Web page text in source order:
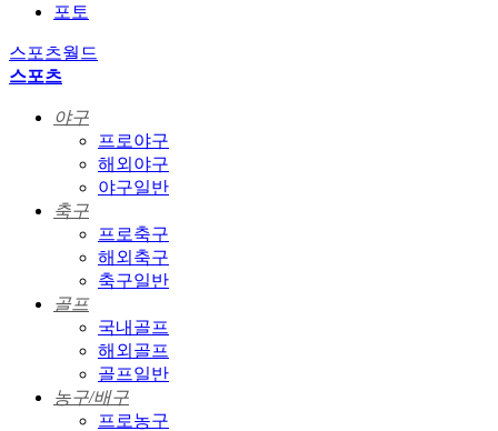
포토
스포츠월드
스포츠
야구
프로야구
해외야구
야구일반
축구
프로축구
해외축구
축구일반
골프
국내골프
해외골프
골프일반
농구/배구
프로농구